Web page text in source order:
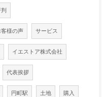
様の声 サービス
イエストア株式会社
代表挨拶
円町駅 土地 購入